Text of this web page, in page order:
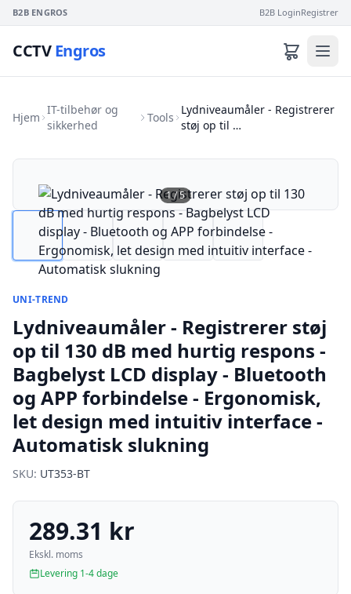
B2B ENGROS B2B LoginRegistrer
CCTVEngros
Hjem
IT-tilbehør og
sikkerhed
Tools
Lydniveaumåler - Registrerer
støj op til …
1/5
UNI-TREND
Lydniveaumåler - Registrerer støj
op til 130 dB med hurtig respons -
Bagbelyst LCD display - Bluetooth
og APP forbindelse - Ergonomisk,
let design med intuitiv interface -
Automatisk slukning
SKU: UT353-BT
289.31 kr
Ekskl. moms
Levering 1-4 dage